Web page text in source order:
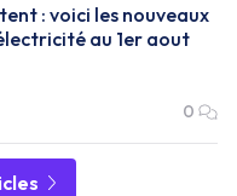
: voici les nouveaux
au 1er aout
0